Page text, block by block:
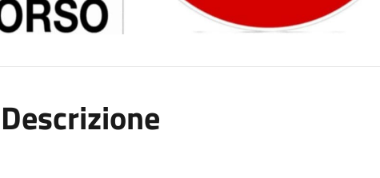
Descrizione